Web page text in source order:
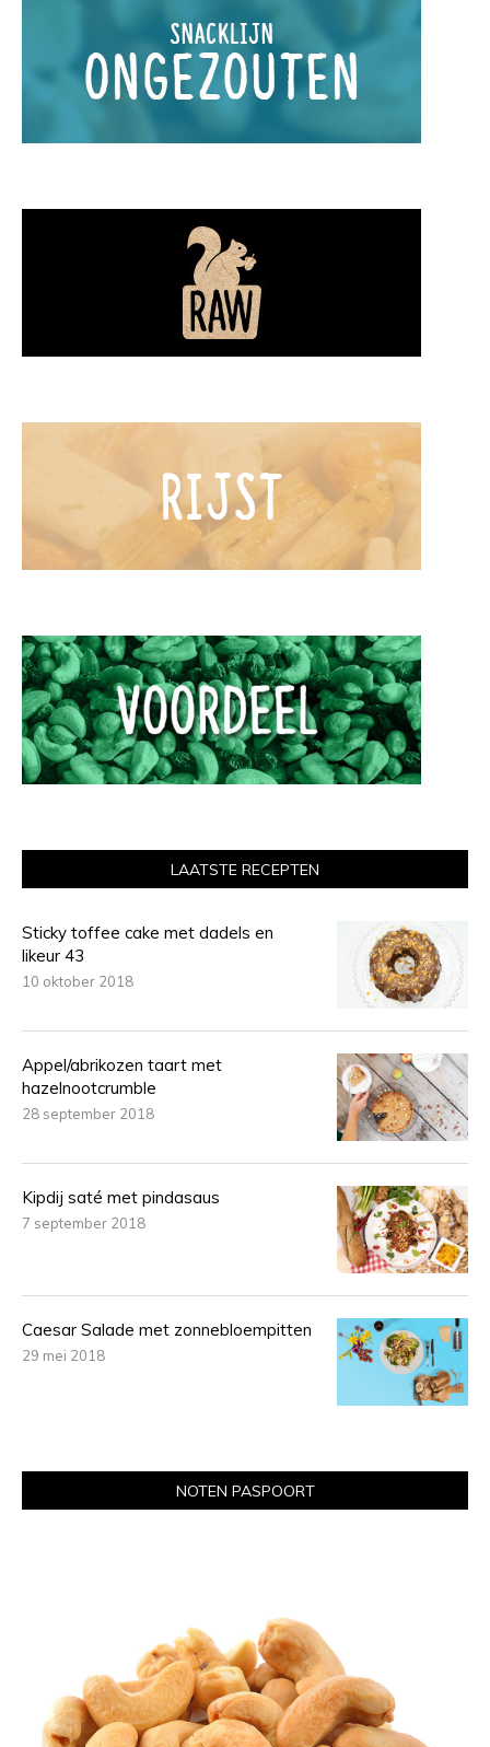
LAATSTE RECEPTEN
Sticky toffee cake met dadels en
likeur 43
10 oktober 2018
Appel/abrikozen taart met
hazelnootcrumble
28 september 2018
Kipdij saté met pindasaus
7 september 2018
Caesar Salade met zonnebloempitten
29 mei 2018
NOTEN PASPOORT